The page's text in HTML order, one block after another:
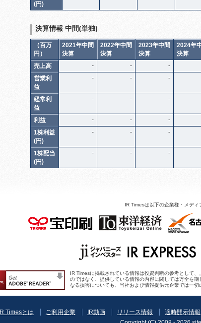
(円)
決算情報 中間(単独)
（百万
円）
2021年中間
決算
2022年中間
決算
2023年中間
決算
2024年
決算
売上高
- - -
営業利
益
- - -
経常利
益
- - -
利益 - - -
1株利益
(円)
- - -
1株配当
(円)
- - -
IR Timesは以下の企業様・メディ
IR Timesに掲載されている情報は投資判断の参考として
のではなく、提供している情報の内容に関しては万全を
なる損害についても、当社および情報提供元企業では一切
IR Timesとは ご利用企業 IR動画 リリース情報 適時開示情報